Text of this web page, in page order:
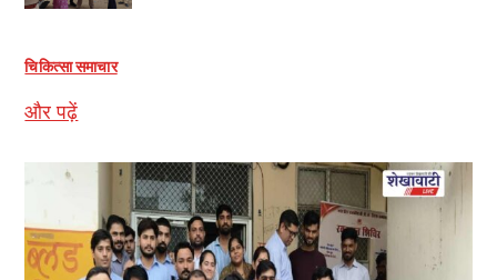
चिकित्सा समाचार
और पढ़ें